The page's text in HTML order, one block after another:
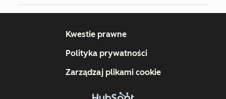
Kwestie prawne
Polityka prywatności
Zarządzaj plikami cookie